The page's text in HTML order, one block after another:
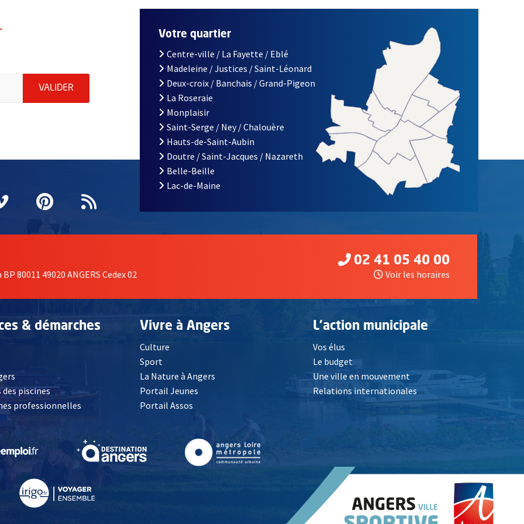
indiquez votre email (champ obligatoire)
VALIDER ENVOYER MA DEMANDE D'INSCRIPTION À LA LETTRE D'INFORMATION DE LA VILLE D'ANGERS
fenêtrefenêtre
une nouvelle fenêtre
Vimeo
, Ouvre une nouvelle fenêtre
Pinterest
, Ouvre une nouvelle fenêtre
Flux RSS
Votre quartier
Centre-ville / La Fayette / Eblé
Madeleine / Justices / Saint-Léonard
Deux-croix / Banchais / Grand-Pigeon
La Roseraie
Monplaisir
Saint-Serge / Ney / Chalouère
Hauts-de-Saint-Aubin
Doutre / Saint-Jacques / Nazareth
Belle-Beille
Lac-de-Maine
80011 49020 ANGERS Cedex 02
02 41 05 40 00
Voir les horaires
& démarches
, Ouvre une nouvelle fenêtre
piscines
professionnelles
Vivre à Angers
Culture
Sport
La Nature à Angers
Portail Jeunes
Portail Assos
L'action municipale
Vos élus
Le budget
Une ville en mouvement
Relations internationales
fenêtre , Ouvre une nouvelle fenêtre , Ouvre une nouvelle fenêtre, Ouvre une nouvelle fenêtre